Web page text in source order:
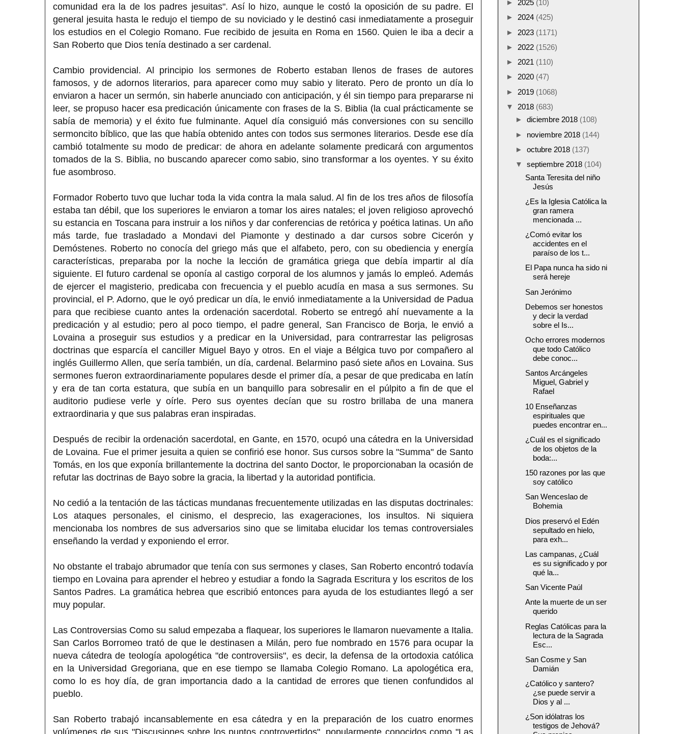
comunidad era la de los padres jesuitas". Así lo hizo, aunque le costó la oposición de su padre. El
general jesuita hasta le redujo el tiempo de su noviciado y le destinó casi inmediatamente a proseguir
los estudios en el Colegio Romano. Fue recibido de jesuita en Roma en 1560. Quien le iba a decir a
San Roberto que Dios tenía destinado a ser cardenal.
Cambio providencial. Al principio los sermones de Roberto estaban llenos de frases de autores
famosos, y de adornos literarios, para aparecer como muy sabio y literato. Pero de pronto un día lo
enviaron a hacer un sermón, sin haberle anunciado con anticipación, y él sin tiempo para prepararse ni
leer, se propuso hacer esa predicación únicamente con frases de la S. Biblia (la cual prácticamente se
sabía de memoria) y el éxito fue fulminante. Aquel día consiguió más conversiones con su sencillo
sermoncito bíblico, que las que había obtenido antes con todos sus sermones literarios. Desde ese día
cambió totalmente su modo de predicar: de ahora en adelante solamente predicará con argumentos
tomados de la S. Biblia, no buscando aparecer como sabio, sino transformar a los oyentes. Y su éxito
fue asombroso.
Formador Roberto tuvo que luchar toda la vida contra la mala salud. Al fin de los tres años de filosofía
estaba tan débil, que los superiores le enviaron a tomar los aires natales; el joven religioso aprovechó
su estancia en Toscana para instruir a los niños y dar conferencias de retórica y poética latinas. Un año
más tarde, fue trasladado a Mondavi del Piamonte y destinado a dar cursos sobre Cicerón y
Demóstenes. Roberto no conocía del griego más que el alfabeto, pero, con su obediencia y energía
características, preparaba por la noche la lección de gramática griega que debía impartir al día
siguiente. El futuro cardenal se oponía al castigo corporal de los alumnos y jamás lo empleó. Además
de ejercer el magisterio, predicaba con frecuencia y el pueblo acudía en masa a sus sermones. Su
provincial, el P. Adorno, que le oyó predicar un día, le envió inmediatamente a la Universidad de Padua
para que recibiese cuanto antes la ordenación sacerdotal. Roberto se entregó ahí nuevamente a la
predicación y al estudio; pero al poco tiempo, el padre general, San Francisco de Borja, le envió a
Lovaina a proseguir sus estudios y a predicar en la Universidad, para contrarrestar las peligrosas
doctrinas que esparcía el canciller Miguel Bayo y otros. En el viaje a Bélgica tuvo por compañero al
inglés Guillermo Allen, que sería también, un día, cardenal. Belarmino pasó siete años en Lovaina. Sus
sermones fueron extraordinariamente populares desde el primer día, a pesar de que predicaba en latín
y era de tan corta estatura, que subía en un banquillo para sobresalir en el púlpito a fin de que el
auditorio pudiese verle y oírle. Pero sus oyentes decían que su rostro brillaba de una manera
extraordinaria y que sus palabras eran inspiradas.
Después de recibir la ordenación sacerdotal, en Gante, en 1570, ocupó una cátedra en la Universidad
de Lovaina. Fue el primer jesuita a quien se confirió ese honor. Sus cursos sobre la "Summa" de Santo
Tomás, en los que exponía brillantemente la doctrina del santo Doctor, le proporcionaban la ocasión de
refutar las doctrinas de Bayo sobre la gracia, la libertad y la autoridad pontificia.
No cedió a la tentación de las tácticas mundanas frecuentemente utilizadas en las disputas doctrinales:
Los ataques personales, el cinismo, el desprecio, las exageraciones, los insultos. Ni siquiera
mencionaba los nombres de sus adversarios sino que se limitaba elucidar los temas controversiales
enseñando la verdad y exponiendo el error.
No obstante el trabajo abrumador que tenía con sus sermones y clases, San Roberto encontró todavía
tiempo en Lovaina para aprender el hebreo y estudiar a fondo la Sagrada Escritura y los escritos de los
Santos Padres. La gramática hebrea que escribió entonces para ayuda de los estudiantes llegó a ser
muy popular.
Las Controversias Como su salud empezaba a flaquear, los superiores le llamaron nuevamente a Italia.
San Carlos Borromeo trató de que le destinasen a Milán, pero fue nombrado en 1576 para ocupar la
nueva cátedra de teología apologética "de controversiis", es decir, la defensa de la ortodoxia católica
en la Universidad Gregoriana, que en ese tiempo se llamaba Colegio Romano. La apologética era,
como lo es hoy día, de gran importancia dado a la cantidad de errores que tienen confundidos al
pueblo.
San Roberto trabajó incansablemente en esa cátedra y en la preparación de los cuatro enormes
volúmenes de sus "Discusiones sobre los puntos controvertidos", popularmente conocidos como "Las
► 2025 (10)
► 2024 (425)
► 2023 (1171)
► 2022 (1526)
► 2021 (110)
► 2020 (47)
► 2019 (1068)
▼ 2018 (683)
► diciembre 2018 (108)
► noviembre 2018 (144)
► octubre 2018 (137)
▼ septiembre 2018 (104)
Santa Teresita del niño
Jesús
¿Es la Iglesia Católica la
gran ramera
mencionada ...
¿Comó evitar los
accidentes en el
paraíso de los t...
El Papa nunca ha sido ni
será hereje
San Jerónimo
Debemos ser honestos
y decir la verdad
sobre el Is...
Ocho errores modernos
que todo Católico
debe conoc...
Santos Arcángeles
Miguel, Gabriel y
Rafael
10 Enseñanzas
espirituales que
puedes encontrar en...
¿Cuál es el significado
de los objetos de la
boda:...
150 razones por las que
soy católico
San Wenceslao de
Bohemia
Dios preservó el Edén
sepultado en hielo,
para exh...
Las campanas, ¿Cuál
es su significado y por
qué la...
San Vicente Paúl
Ante la muerte de un ser
querido
Reglas Católicas para la
lectura de la Sagrada
Esc...
San Cosme y San
Damián
¿Católico y santero?
¿se puede servir a
Dios y al ...
¿Son idólatras los
testigos de Jehová?